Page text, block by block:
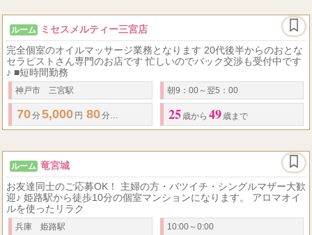
ルーム
ミセスメルティー三宮店
完全個室のオイルマッサージ業務となります 20代後半からのおとな
セラピストさん専門のお店です 忙しいのでバック交渉も受付中です
♪ ■短時間勤務
神戸市 三宮駅 朝9：00～翌5：00
70分5,000 円 80分6,000 85分 6,000円100
25 歳から 49 歳まで
ルーム 竜宮城
お友達同士のご応募OK！ 主婦の方・バツイチ・シングルマザー大歓
迎♪ 姫路駅から徒歩10分の個室マンションになります。 アロマオイ
ルを使ったリラク
兵庫 姫路駅 10:00～0:00